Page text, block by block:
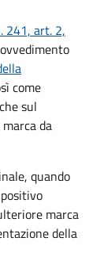
241, art. 2,
come
sul
da
quando
marca
della